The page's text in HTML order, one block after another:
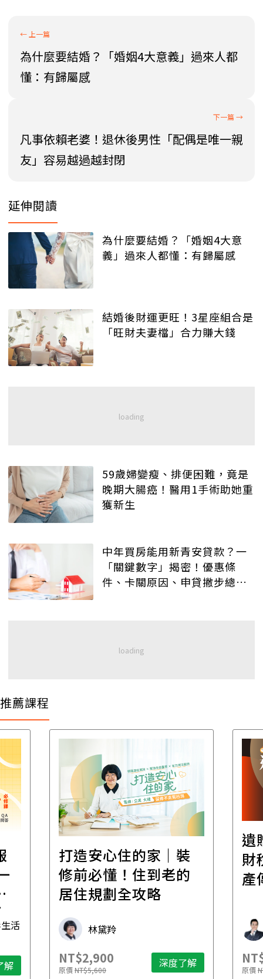
為什麼要結婚？「婚姻4大意義」過來人都
懂：有歸屬感
凡事依賴老婆！退休後男性「配偶是唯一親
友」容易越過越封閉
延伸閱讀
為什麼要結婚？「婚姻4大意
義」過來人都懂：有歸屬感
結婚後財運更旺！3星座組合是
「旺財夫妻檔」合力賺大錢
59歲婦變瘦、排便困難，竟是
晚期大腸癌！醫用1手術助她重
獲新生
中年買房能用新青安貸款？一
「關鍵數字」揭密！優惠條
件、卡關原因、申貸撇步總整
推薦課程
活
解
打造安心住的家｜裝
修前必懂！住到老的
居住規劃全攻略
林黛羚
NT$2,900
原價NT$5,600 深度了解
遺
財
產
原價